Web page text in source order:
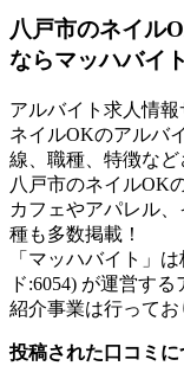
八戸市のネイル
ならマッハバイト
アルバイト求人情
ネイルOKのアルバ
線、職種、特徴など
八戸市のネイルOK
カフェやアパレル
種も多数掲載！
「マッハバイト」
ド:6054) が運営す
紹介事業は行ってお
投稿された口コミに